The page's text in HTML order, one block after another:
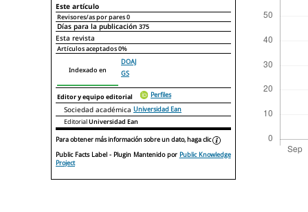
Este artículo
Revisores/as por pares0
Días para la publicación 375
Declaraciones de autoría
Esta revista
Artículos aceptados0%
Indexado en
DOAJ
GS
Editor y equipo editorial Perfiles
Sociedad académica Universidad Ean
EditorialUniversidad Ean
Para obtener más información sobre un dato, haga clic
Public Facts Label- Plugin Mantenido por Public Knowledge
Project